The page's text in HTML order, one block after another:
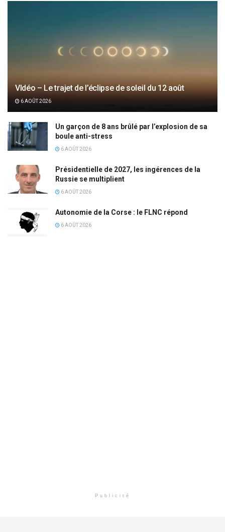
VIdéo – Le trajet de l’éclipse de soleil du 12 août
6 AOÛT 2026
Un garçon de 8 ans brûlé par l’explosion de sa
boule anti-stress
6 AOÛT 2026
Présidentielle de 2027, les ingérences de la
Russie se multiplient
6 AOÛT 2026
Autonomie de la Corse : le FLNC répond
6 AOÛT 2026
Publicité